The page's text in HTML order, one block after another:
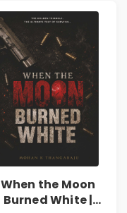
When the Moon
Burned White |